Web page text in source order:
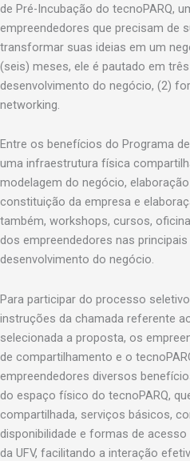
de Pré-Incubação do tecnoPARQ,
empreendedores que precisam de
transformar suas ideias em um
(seis) meses, ele é pautado em
desenvolvimento do negócio, (2)
networking.
Entre os benefícios do Programa
uma infraestrutura física
modelagem do negócio,
constituição da empresa e
também, workshops, cursos,
dos empreendedores nas
desenvolvimento do negócio.
Para participar do processo
instruções da chamada referente
selecionada a proposta, os
de compartilhamento e o
empreendedores diversos
do espaço físico do tecnoPARQ,
compartilhada, serviços básicos,
disponibilidade e formas de
da UFV, facilitando a interação